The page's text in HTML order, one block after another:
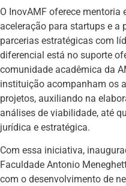
O InovAMF oferece
aceleração para startups e a
parcerias estratégicas com
diferencial está no suporte
comunidade acadêmica da
instituição acompanham os
projetos, auxiliando na
análises de viabilidade, até
jurídica e estratégica.
Com essa iniciativa,
Faculdade Antonio
com o desenvolvimento de